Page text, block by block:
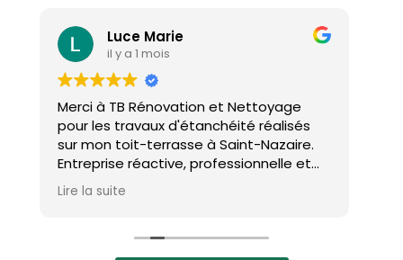
Luce Marie
il y a 1 mois
Merci à TB Rénovation et Nettoyage
pour les travaux d'étanchéité réalisés
sur mon toit-terrasse à Saint-Nazaire.
Entreprise réactive, professionnelle et
agréable. Le travail a été réalisé avec
soin et dans les délais. Je recommande
Lire la suite